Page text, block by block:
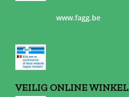
www.fagg.be
VEILIG ONLINE